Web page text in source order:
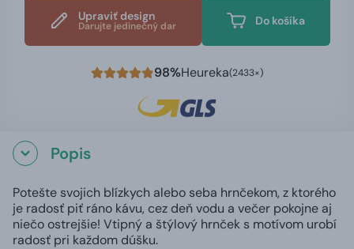
Upraviť design
Darujte jedinečný dar Do košíka
98%Heureka(2433×)
Popis
Potešte svojich blízkych alebo seba hrnčekom, z ktorého
je radosť piť ráno kávu, cez deň vodu a večer pokojne aj
niečo ostrejšie! Vtipný a štýlový hrnček s motívom urobí
radosť pri každom dúšku.